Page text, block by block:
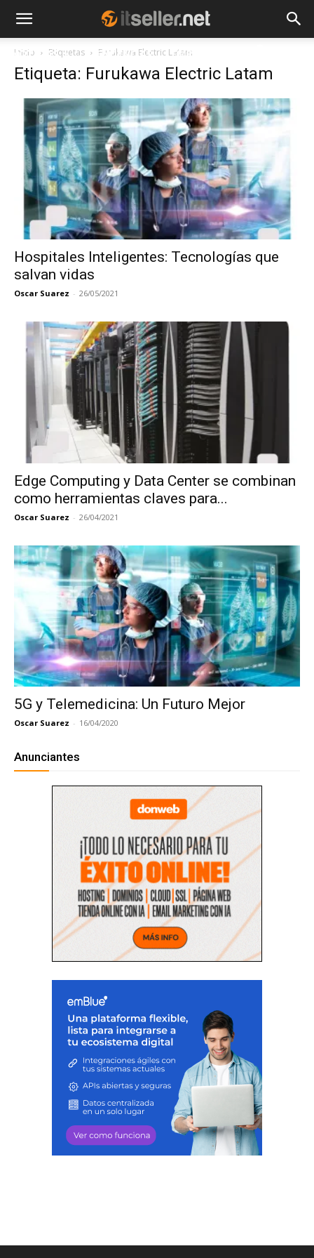
NOTICIAS TENDENCIAS EMPRESAS
Inicio Etiquetas Furukawa Electric Latam
Etiqueta: Furukawa Electric Latam
Hospitales Inteligentes: Tecnologías que
salvan vidas
Oscar Suarez - 26/05/2021
Edge Computing y Data Center se combinan
como herramientas claves para...
Oscar Suarez - 26/04/2021
5G y Telemedicina: Un Futuro Mejor
Oscar Suarez - 16/04/2020
Anunciantes